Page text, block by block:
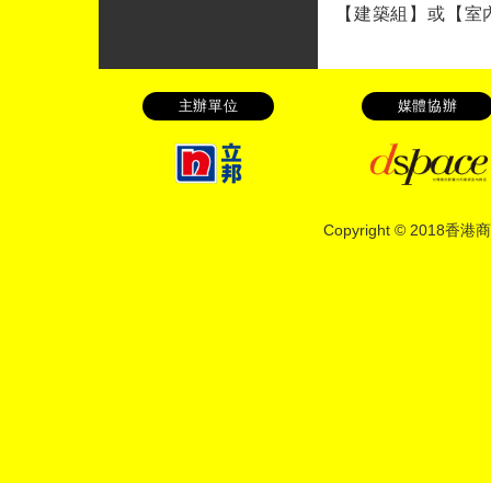
【建築組】或【
主辦單位 媒體協辦
Copyright © 2018香港